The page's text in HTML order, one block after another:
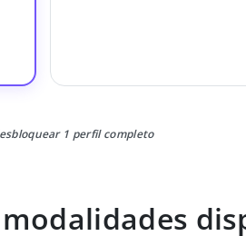
1 perfil completo